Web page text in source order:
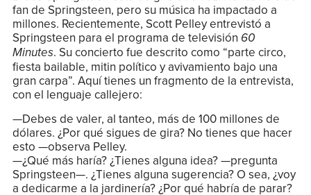
fan de Springsteen, pero su música ha impactado a
millones. Recientemente, Scott Pelley entrevistó a
Springsteen para el programa de televisión 60
Minutes. Su concierto fue descrito como “parte circo,
fiesta bailable, mitin político y avivamiento bajo una
gran carpa”. Aquí tienes un fragmento de la entrevista,
con el lenguaje callejero:
—Debes de valer, al tanteo, más de 100 millones de
dólares. ¿Por qué sigues de gira? No tienes que hacer
esto —observa Pelley.
—¿Qué más haría? ¿Tienes alguna idea? —pregunta
Springsteen—. ¿Tienes alguna sugerencia? O sea, ¿voy
a dedicarme a la jardinería? ¿Por qué habría de parar?